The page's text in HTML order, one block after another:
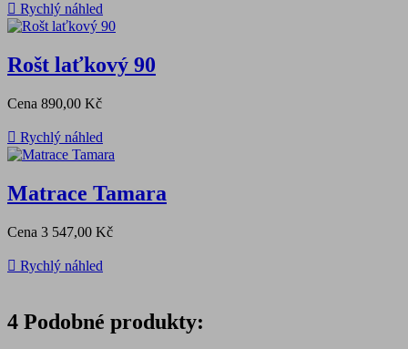
 Rychlý náhled
Rošt laťkový 90
Cena 890,00 Kč
 Rychlý náhled
Matrace Tamara
Cena 3 547,00 Kč
 Rychlý náhled
4 Podobné produkty: